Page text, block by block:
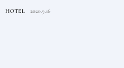
HOTEL 2020.9.16